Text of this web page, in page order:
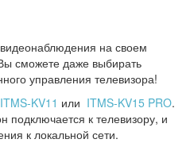
на своем
сможете даже выбирать
управления телевизора!
ITMS-KV11 или ITMS-KV15 PRO.
к телевизору, и
к локальной сети.